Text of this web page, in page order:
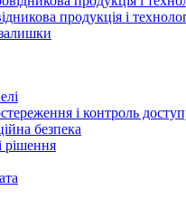
продукція і
і контроль
безпека
рішення